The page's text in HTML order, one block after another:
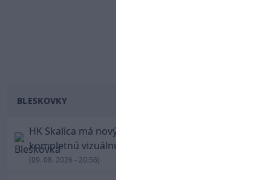
BLESKOVKY
HK Skalica má nový znak. Klub predstavil
kompletnú vizuálnu identitu
(09. 08. 2026 - 20:56)